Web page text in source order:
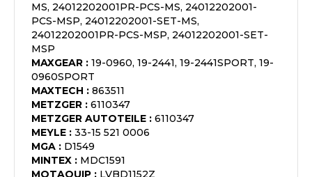
MS, 24012202001PR-PCS-MS, 24012202001-
PCS-MSP, 24012202001-SET-MS,
24012202001PR-PCS-MSP, 24012202001-SET-
MSP
MAXGEAR : 19-0960, 19-2441, 19-2441SPORT, 19-
0960SPORT
MAXTECH : 863511
METZGER : 6110347
METZGER AUTOTEILE : 6110347
MEYLE : 33-15 521 0006
MGA : D1549
MINTEX : MDC1591
MOTAQUIP : LVBD1152Z